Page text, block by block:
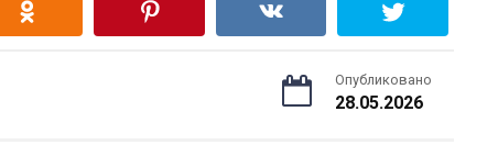
Опубликовано
28.05.2026